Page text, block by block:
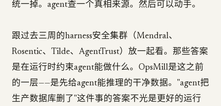
统一掉。agent查一个真相来源。然后可以动手。
跟过去三周的harness安全集群（Mendral、
Rosentic、Tilde、AgentTrust）放一起看。那些答案
是在运行时约束agent能做什么。OpsMill是这之前
的一层——是先给agent能推理的干净数据。"agent把
生产数据库删了"这件事的答案不光是更好的运行